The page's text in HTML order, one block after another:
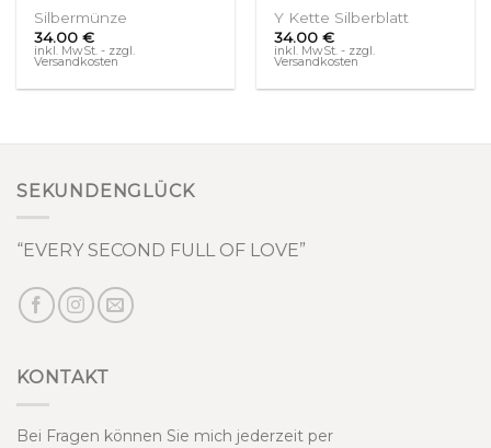
Silbermünze
34.00€
inkl. MwSt. - zzgl.
Versandkosten
Y Kette Silberblatt
34.00€
inkl. MwSt. - zzgl.
Versandkosten
SEKUNDENGLÜCK
“EVERY SECOND FULL OF LOVE”
KONTAKT
Bei Fragen können Sie mich jederzeit per